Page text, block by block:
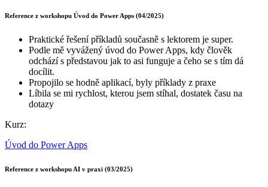
Reference z workshopu Úvod do Power Apps (04/2025)
Praktické řešení příkladů současně s lektorem je super.
Podle mě vyvážený úvod do Power Apps, kdy člověk
odchází s představou jak to asi funguje a čeho se s tím dá
docílit.
Propojilo se hodně aplikací, byly příklady z praxe
Líbila se mi rychlost, kterou jsem stíhal, dostatek času na
dotazy
Kurz:
Úvod do Power Apps
Reference z workshopu AI v praxi (03/2025)